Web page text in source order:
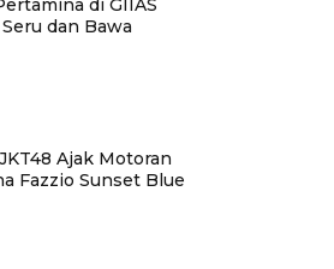
di GIIAS
dan Bawa
Ajak Motoran
Fazzio Sunset Blue